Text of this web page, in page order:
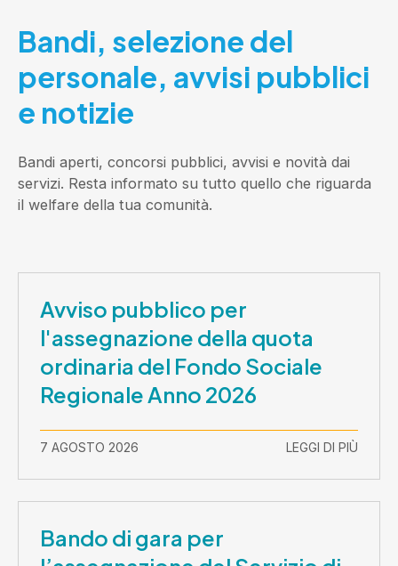
Bandi, selezione del
personale, avvisi pubblici
e notizie
Bandi aperti, concorsi pubblici, avvisi e novità dai
servizi. Resta informato su tutto quello che riguarda
il welfare della tua comunità.
Avviso pubblico per
l'assegnazione della quota
ordinaria del Fondo Sociale
Regionale Anno 2026
7 AGOSTO 2026 LEGGI DI PIÙ
Bando di gara per